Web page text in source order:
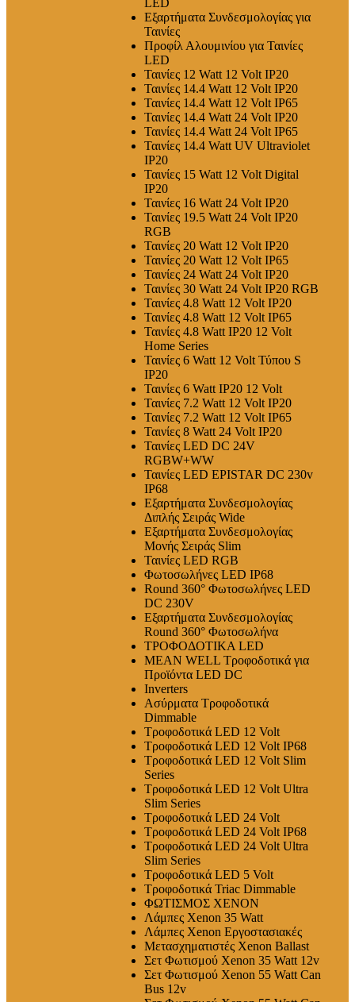
LED
Εξαρτήματα Συνδεσμολογίας για
Ταινίες
Προφίλ Αλουμινίου για Ταινίες
LED
Ταινίες 12 Watt 12 Volt IP20
Ταινίες 14.4 Watt 12 Volt IP20
Ταινίες 14.4 Watt 12 Volt IP65
Ταινίες 14.4 Watt 24 Volt IP20
Ταινίες 14.4 Watt 24 Volt IP65
Ταινίες 14.4 Watt UV Ultraviolet
IP20
Ταινίες 15 Watt 12 Volt Digital
IP20
Ταινίες 16 Watt 24 Volt IP20
Ταινίες 19.5 Watt 24 Volt IP20
RGB
Ταινίες 20 Watt 12 Volt IP20
Ταινίες 20 Watt 12 Volt IP65
Ταινίες 24 Watt 24 Volt IP20
Ταινίες 30 Watt 24 Volt IP20 RGB
Ταινίες 4.8 Watt 12 Volt IP20
Ταινίες 4.8 Watt 12 Volt IP65
Ταινίες 4.8 Watt IP20 12 Volt
Home Series
Ταινίες 6 Watt 12 Volt Τύπου S
IP20
Ταινίες 6 Watt IP20 12 Volt
Ταινίες 7.2 Watt 12 Volt IP20
Ταινίες 7.2 Watt 12 Volt IP65
Ταινίες 8 Watt 24 Volt IP20
Ταινίες LED DC 24V
RGBW+WW
Ταινίες LED EPISTAR DC 230v
IP68
Εξαρτήματα Συνδεσμολογίας
Διπλής Σειράς Wide
Εξαρτήματα Συνδεσμολογίας
Μονής Σειράς Slim
Ταινίες LED RGB
Φωτοσωλήνες LED IP68
Round 360° Φωτοσωλήνες LED
DC 230V
Εξαρτήματα Συνδεσμολογίας
Round 360° Φωτοσωλήνα
ΤΡΟΦΟΔΟΤΙΚΑ LED
MEAN WELL Τροφοδοτικά για
Προϊόντα LED DC
Inverters
Ασύρματα Τροφοδοτικά
Dimmable
Τροφοδοτικά LED 12 Volt
Τροφοδοτικά LED 12 Volt IP68
Τροφοδοτικά LED 12 Volt Slim
Series
Τροφοδοτικά LED 12 Volt Ultra
Slim Series
Τροφοδοτικά LED 24 Volt
Τροφοδοτικά LED 24 Volt IP68
Τροφοδοτικά LED 24 Volt Ultra
Slim Series
Τροφοδοτικά LED 5 Volt
Τροφοδοτικά Triac Dimmable
ΦΩΤΙΣΜΟΣ XENON
Λάμπες Xenon 35 Watt
Λάμπες Xenon Εργοστασιακές
Μετασχηματιστές Xenon Ballast
Σετ Φωτισμού Xenon 35 Watt 12v
Σετ Φωτισμού Xenon 55 Watt Can
Bus 12v